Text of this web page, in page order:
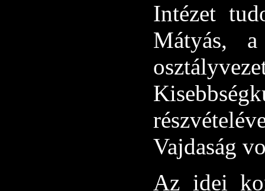
Intézet
Mátyás, a
Vajdaság
Az idei